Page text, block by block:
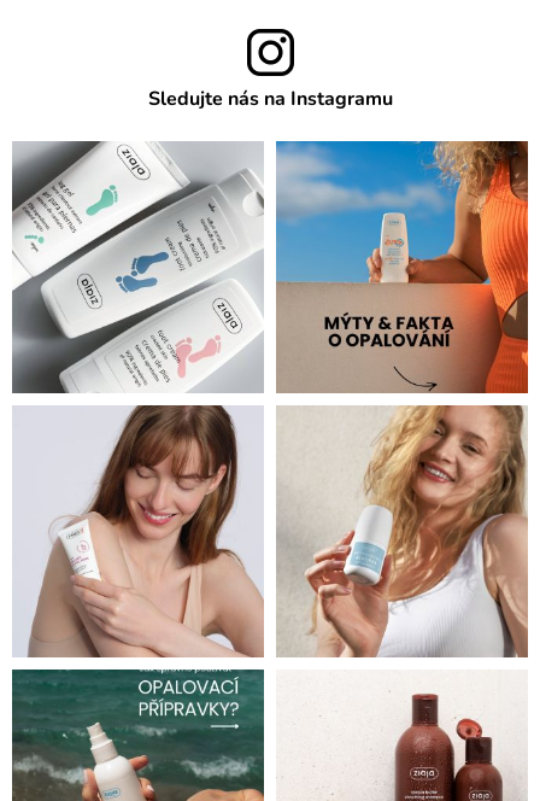
Sledujte nás na Instagramu